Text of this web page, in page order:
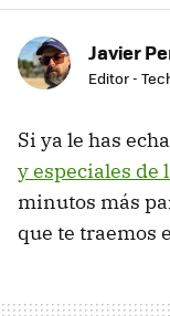
Javier
Editor -
Si ya le has
y especiales de
minutos más
que te traemos